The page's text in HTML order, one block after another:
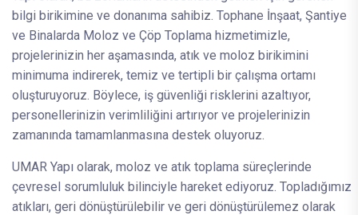
bilgi birikimine ve donanıma sahibiz. Tophane İnşaat, Şantiye
ve Binalarda Moloz ve Çöp Toplama hizmetimizle,
projelerinizin her aşamasında, atık ve moloz birikimini
minimuma indirerek, temiz ve tertipli bir çalışma ortamı
oluşturuyoruz. Böylece, iş güvenliği risklerini azaltıyor,
personellerinizin verimliliğini artırıyor ve projelerinizin
zamanında tamamlanmasına destek oluyoruz.
UMAR Yapı olarak, moloz ve atık toplama süreçlerinde
çevresel sorumluluk bilinciyle hareket ediyoruz. Topladığımız
atıkları, geri dönüştürülebilir ve geri dönüştürülemez olarak